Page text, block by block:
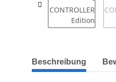
weitere Registerkarten
Beschreibung